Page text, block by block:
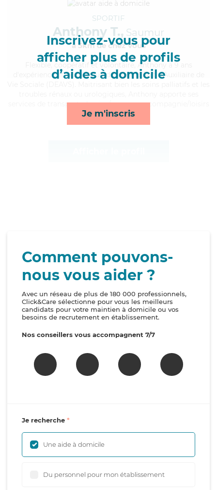
Inscrivez-vous pour
afficher plus de profils
d’aides à domicile
Je m'inscris
SPORTIF
Anthony T., Saumur
à 5km de chez Vous
, coopératif et volontaire, Anthony a 9 ans
d'expérience et possède un diplôme d'État d'Auxiliaire de
services de transports, lessive/repassage, compagnie/loisirs
et rappels*
Comment pouvons-
nous vous aider ?
Avec un réseau de plus de 180 000 professionnels,
Click&Care sélectionne pour vous les meilleurs
candidats pour votre maintien à domicile ou vos
besoins de recrutement en établissement.
Nos conseillers vous accompagnent 7/7
Je recherche
Une aide à domicile
Du personnel pour mon établissement